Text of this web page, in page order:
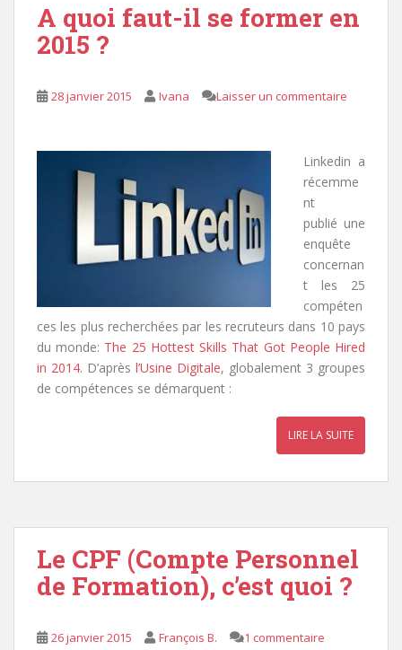
A quoi faut-il se former en
2015 ?
28 janvier 2015 Ivana Laisser un commentaire
Linkedin a
récemme
nt
publié une
enquête
concernan
t les 25
compéten
ces les plus recherchées par les recruteurs dans 10 pays
du monde: The 25 Hottest Skills That Got People Hired
in 2014. D’après l’Usine Digitale, globalement 3 groupes
de compétences se démarquent :
LIRE LA SUITE
Le CPF (Compte Personnel
de Formation), c’est quoi ?
26 janvier 2015 François B. 1 commentaire